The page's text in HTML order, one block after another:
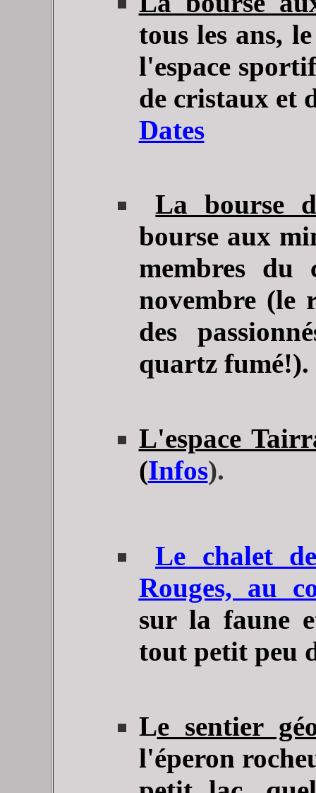
tous les ans,
l'espace
de cristaux et
Dates
La bourse
bourse aux
membres du
novembre (le
des
quartz fumé!).
L'espace
(Infos).
Le chalet
Rouges, au
sur la faune
tout petit peu
Le sentier
l'éperon